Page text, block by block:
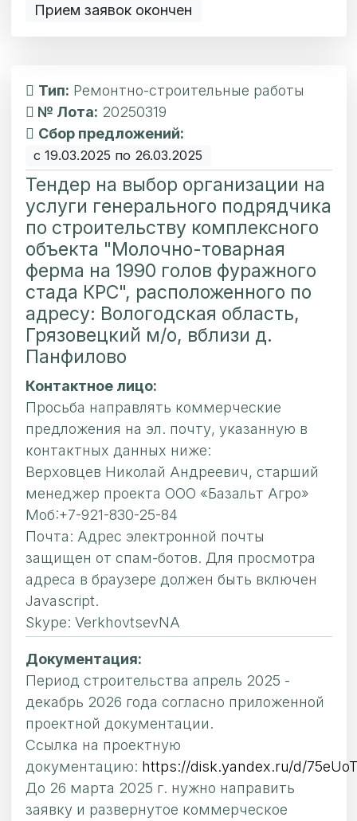
Прием заявок окончен
Тип: Ремонтно-строительные работы
№ Лота: 20250319
Сбор предложений:
с 19.03.2025 по 26.03.2025
Тендер на выбор организации на
услуги генерального подрядчика
по строительству комплексного
объекта "Молочно-товарная
ферма на 1990 голов фуражного
стада КРС", расположенного по
адресу: Вологодская область,
Грязовецкий м/о, вблизи д.
Панфилово
Контактное лицо:
Просьба направлять коммерческие
предложения на эл. почту, указанную в
контактных данных ниже:
Верховцев Николай Андреевич, старший
менеджер проекта ООО «Базальт Агро»
Моб:+7-921-830-25-84
Почта: Адрес электронной почты
защищен от спам-ботов. Для просмотра
адреса в браузере должен быть включен
Javascript.
Skype: VerkhovtsevNA
Документация:
Период строительства апрель 2025 -
декабрь 2026 года согласно приложенной
проектной документации.
Ссылка на проектную
документацию: https://disk.yandex.ru/d/
До 26 марта 2025 г. нужно направить
заявку и развернутое коммерческое